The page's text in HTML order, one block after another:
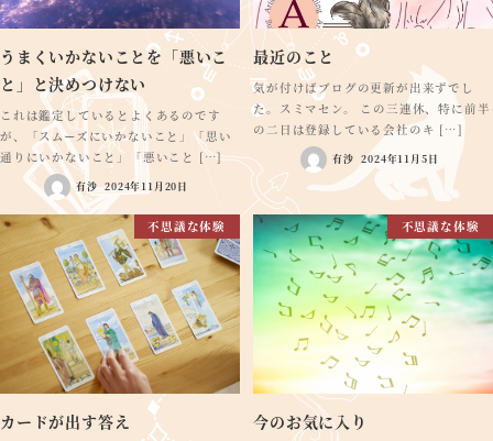
うまくいかないことを「悪いこ
と」と決めつけない
これは鑑定しているとよくあるのです
が、「スムーズにいかないこと」「思い
通りにいかないこと」「悪いこと […]
有沙 2024年11月20日
最近のこと
気が付けばブログの更新が出来ずでし
た。スミマセン。 この三連休、特に前半
の二日は登録している会社のキ […]
有沙 2024年11月5日
不思議な体験
カードが出す答え
不思議な体験
今のお気に入り